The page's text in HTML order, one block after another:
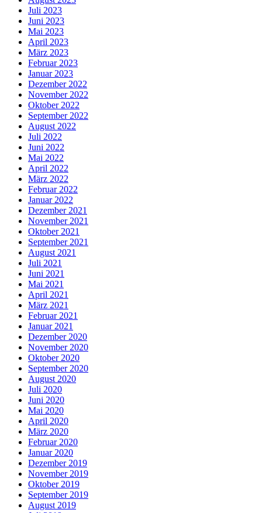
Juli 2023
Juni 2023
Mai 2023
April 2023
März 2023
Februar 2023
Januar 2023
Dezember 2022
November 2022
Oktober 2022
September 2022
August 2022
Juli 2022
Juni 2022
Mai 2022
April 2022
März 2022
Februar 2022
Januar 2022
Dezember 2021
November 2021
Oktober 2021
September 2021
August 2021
Juli 2021
Juni 2021
Mai 2021
April 2021
März 2021
Februar 2021
Januar 2021
Dezember 2020
November 2020
Oktober 2020
September 2020
August 2020
Juli 2020
Juni 2020
Mai 2020
April 2020
März 2020
Februar 2020
Januar 2020
Dezember 2019
November 2019
Oktober 2019
September 2019
August 2019